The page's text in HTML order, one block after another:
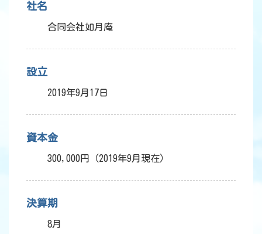
社名
合同会社如月庵
設立
2019年9月17日
資本金
300,000円（2019年9月現在）
決算期
8月